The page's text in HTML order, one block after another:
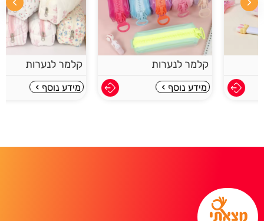
קלמר לנערות
מידע נוסף
קלמר לנערות
מידע נוסף